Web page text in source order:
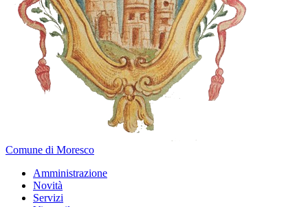
Comune di Moresco
Amministrazione
Novità
Servizi